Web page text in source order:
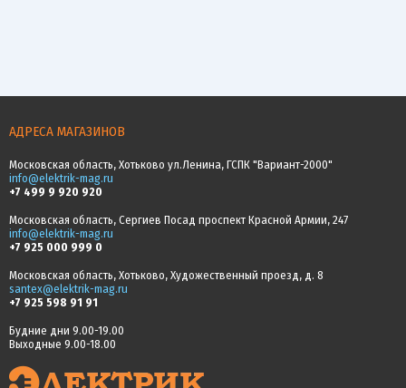
АДРЕСА МАГАЗИНОВ
Московская область, Хотьково ул.Ленина, ГСПК "Вариант-2000"
info@elektrik-mag.ru
+7 499 9 920 920
Московская область, Сергиев Посад проспект Красной Армии, 247
info@elektrik-mag.ru
+7 925 000 999 0
Московская область, Хотьково, Художественный проезд, д. 8
santex@elektrik-mag.ru
+7 925 598 91 91
Будние дни 9.00-19.00
Выходные 9.00-18.00